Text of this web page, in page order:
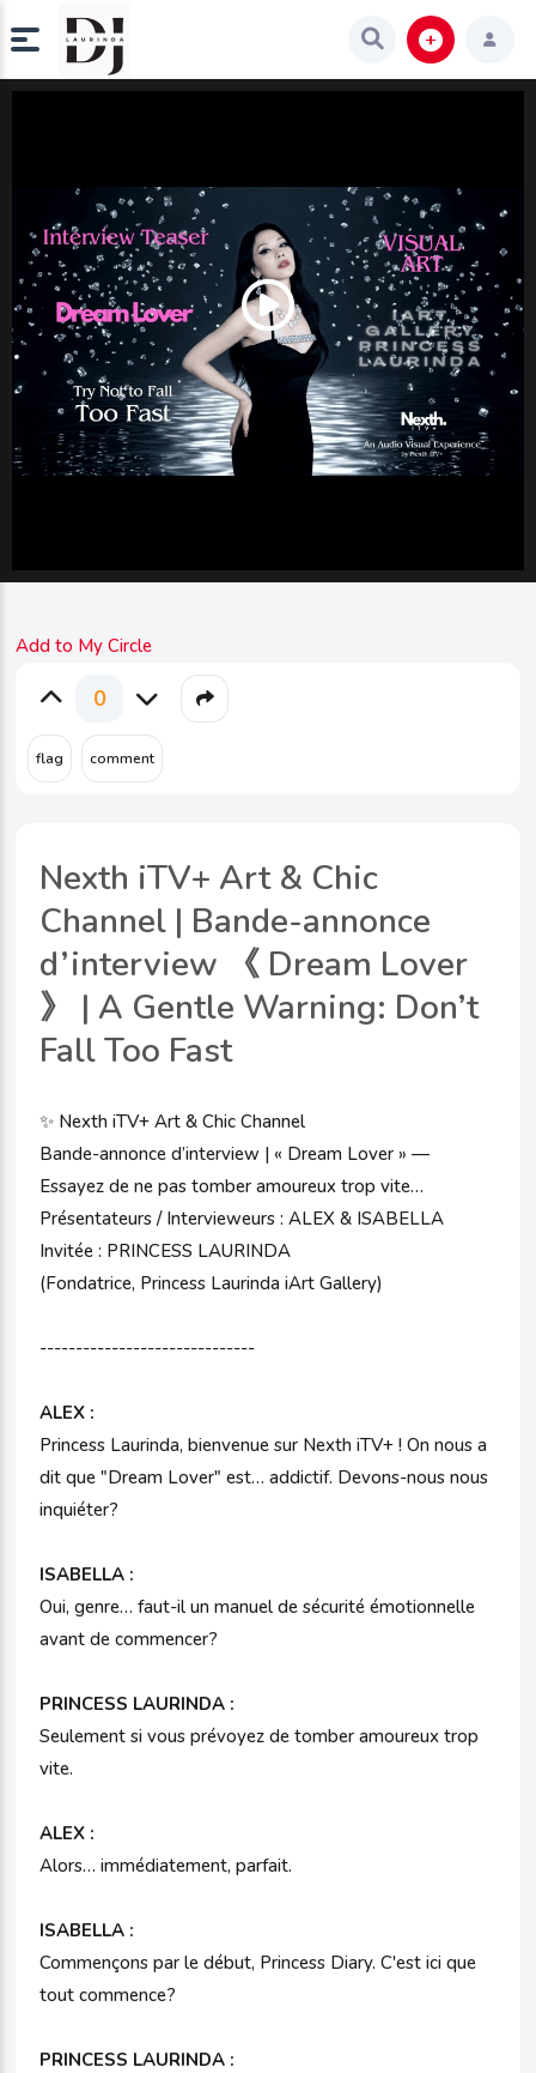
Play
Video
Add to My Circle
0
Nexth iTV+ Art & Chic
Channel | Bande-annonce
d’interview 《 Dream Lover
》 | A Gentle Warning: Don’t
Fall Too Fast
✨ Nexth iTV+ Art & Chic Channel
Bande-annonce d’interview | « Dream Lover » —
Essayez de ne pas tomber amoureux trop vite…
Présentateurs / Intervieweurs : ALEX & ISABELLA
Invitée : PRINCESS LAURINDA
(Fondatrice, Princess Laurinda iArt Gallery)
------------------------------
ALEX :
Princess Laurinda, bienvenue sur Nexth iTV+ ! On nous a
dit que "Dream Lover" est… addictif. Devons-nous nous
inquiéter?
ISABELLA :
Oui, genre… faut-il un manuel de sécurité émotionnelle
avant de commencer?
PRINCESS LAURINDA :
Seulement si vous prévoyez de tomber amoureux trop
vite.
ALEX :
Alors… immédiatement, parfait.
ISABELLA :
Commençons par le début, Princess Diary. C'est ici que
tout commence?
PRINCESS LAURINDA :